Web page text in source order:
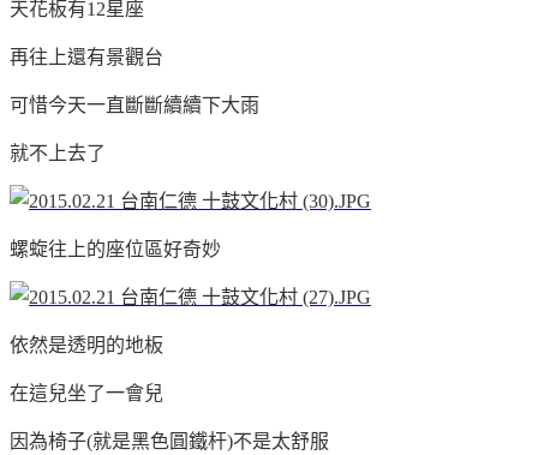
天花板有12星座
再往上還有景觀台
可惜今天一直斷斷續續下大雨
就不上去了
螺蜁往上的座位區好奇妙
依然是透明的地板
在這兒坐了一會兒
因為椅子(就是黑色圓鐵杆)不是太舒服